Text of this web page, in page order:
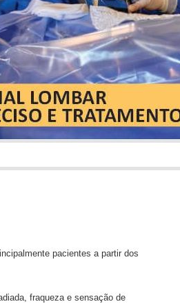
pacientes a partir dos
fraqueza e sensação de